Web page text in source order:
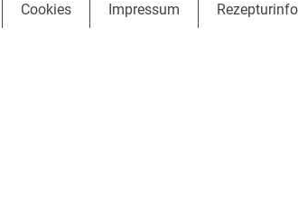
Cookies Impressum